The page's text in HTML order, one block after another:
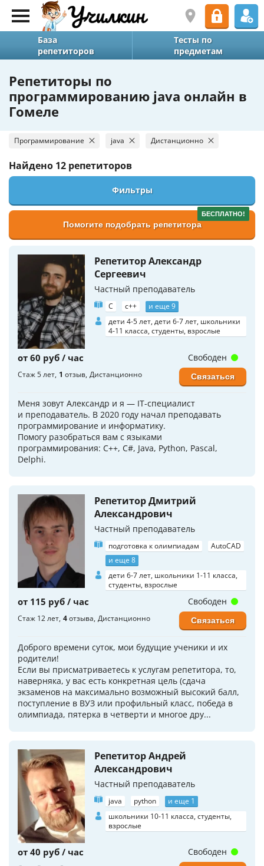
База
репетиторов
Тесты по
предметам
Репетиторы по
программированию java онлайн в
Гомеле
Программирование java Дистанционно
Найдено 12 репетиторов
Фильтры
БЕСПЛАТНО!
Помогите подобрать репетитора
Репетитор Александр
Сергеевич
Частный преподаватель
C c++
и еще 9
дети 4-5 лет, дети 6-7 лет, школьники
4-11 класса, студенты, взрослые
от 60 руб / час
Стаж 5 лет 1 отзыв Дистанционно
Меня зовут Александр и я — IT-специалист
и преподаватель. В 2020 году начал преподавать
программирование и информатику.
Помогу разобраться вам с языками
программирования: С++, C#, Java, Python, Pascal,
Delphi.
Свободен
Связаться
Репетитор Дмитрий
Александрович
Частный преподаватель
подготовка к олимпиадам
AutoCAD
и еще 8
дети 6-7 лет, школьники 1-11 класса,
студенты, взрослые
от 115 руб / час
Стаж 12 лет 4отзыва Дистанционно
Доброго времени суток, мои будущие ученики и их
родители!
Если вы присматриваетесь к услугам репетитора, то,
наверняка, у вас есть конкретная цель (сдача
экзаменов на максимально возможный высокий балл,
поступление в ВУЗ или профильный класс, победа в
олимпиада, пятерка в четверти и многое дру...
Свободен
Связаться
Репетитор Андрей
Александрович
Частный преподаватель
java python
и еще 1
школьники 10-11 класса, студенты,
взрослые
от 40 руб / час Свободен